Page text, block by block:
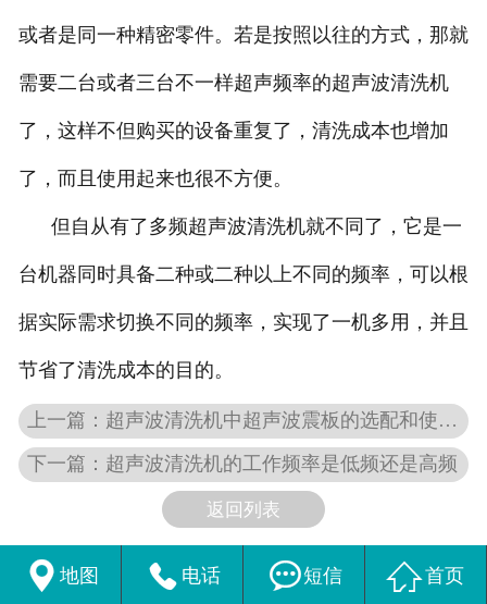
或者是同一种精密零件。若是按照以往的方式，那就
需要二台或者三台不一样超声频率的超声波清洗机
了，这样不但购买的设备重复了，清洗成本也增加
了，而且使用起来也很不方便。
但自从有了多频超声波清洗机就不同了，它是一
台机器同时具备二种或二种以上不同的频率，可以根
据实际需求切换不同的频率，实现了一机多用，并且
节省了清洗成本的目的。
上一篇：超声波清洗机中超声波震板的选配和使用、保养
下一篇：超声波清洗机的工作频率是低频还是高频
返回列表
 地图  电话 短信 首页